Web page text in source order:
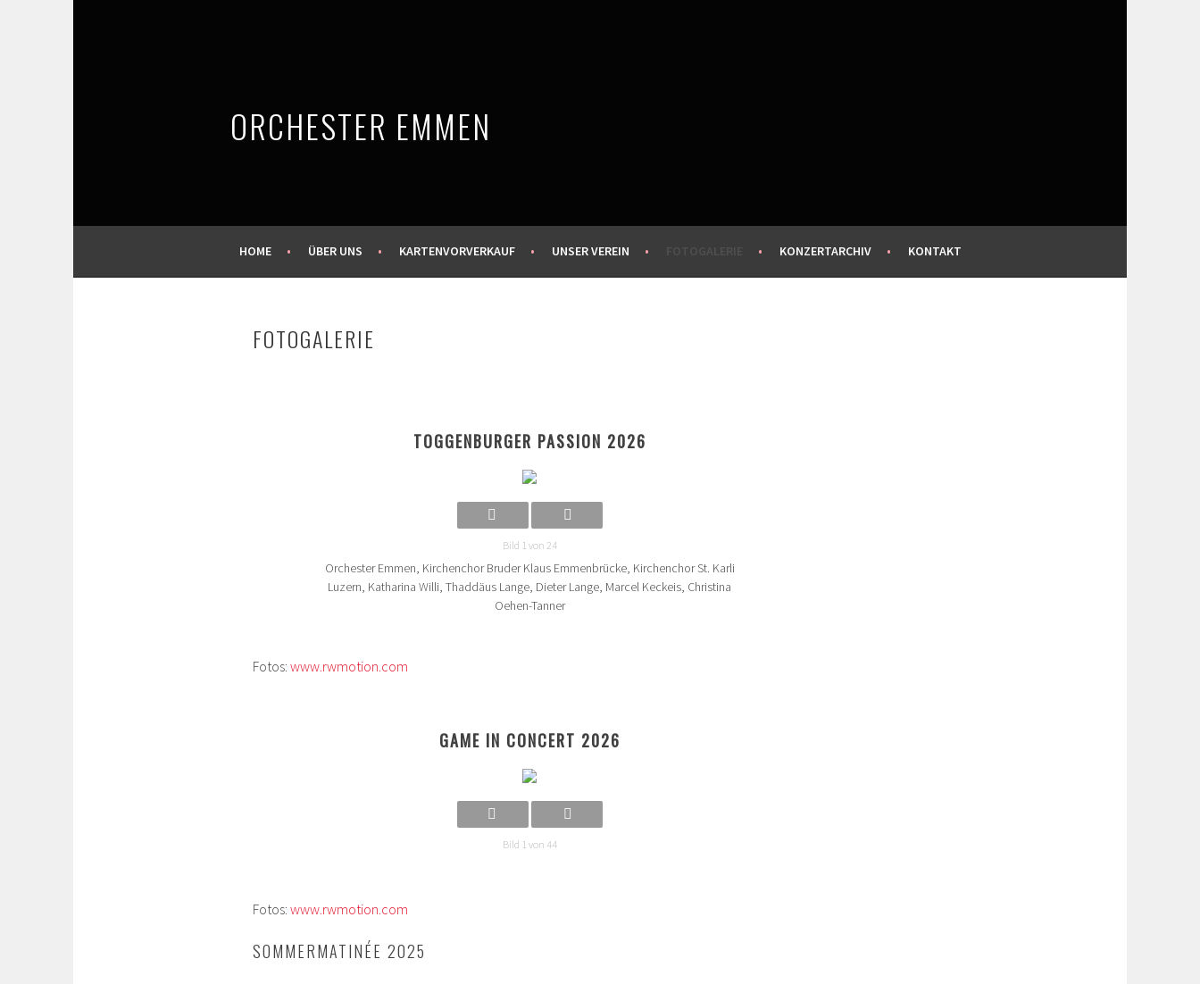
ORCHESTER EMMEN
HOME ÜBER UNS KARTENVORVERKAUF UNSER VEREIN KONZERTARCHIV KONTAKT
FOTOGALERIE
TOGGENBURGER PASSION 2026
Bild 1 von 24
Orchester Emmen, Kirchenchor Bruder Klaus Emmenbrücke, Kirchenchor St. Karli
Luzern, Katharina Willi, Thaddäus Lange, Dieter Lange, Marcel Keckeis, Christina
Oehen-Tanner
Fotos: www.rwmotion.com
GAME IN CONCERT 2026
Bild 1 von 44
Fotos: www.rwmotion.com
SOMMERMATINÉE 2025